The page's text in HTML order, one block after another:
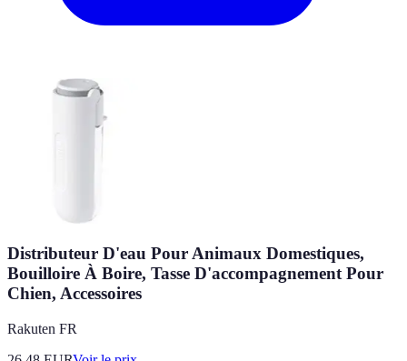
Distributeur D'eau Pour Animaux Domestiques,
Bouilloire À Boire, Tasse D'accompagnement Pour
Chien, Accessoires
Rakuten FR